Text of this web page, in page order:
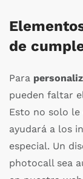
de
Para
pueden faltar
Esto no solo
ayudará a los
especial. Un
photocall sea